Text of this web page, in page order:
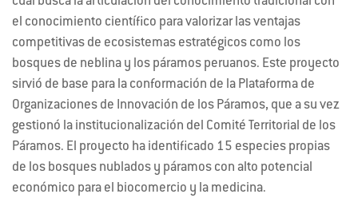
el conocimiento científico para valorizar las ventajas
competitivas de ecosistemas estratégicos como los
bosques de neblina y los páramos peruanos. Este proyecto
sirvió de base para la conformación de la Plataforma de
Organizaciones de Innovación de los Páramos, que a su vez
gestionó la institucionalización del Comité Territorial de los
Páramos. El proyecto ha identificado 15 especies propias
de los bosques nublados y páramos con alto potencial
económico para el biocomercio y la medicina.